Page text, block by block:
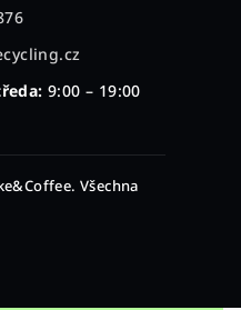
9:00 – 19:00
Všechna